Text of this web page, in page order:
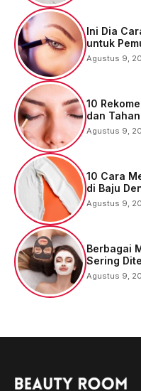
Ini Dia
untuk
Agustus 9,
10
dan
Agustus 9,
10 Cara
di Baju
Agustus 9,
Berbagai
Sering
Agustus 9,